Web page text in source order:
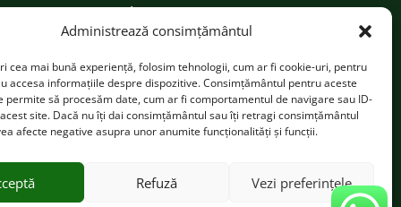
Administrează consimțământul
cea mai bună experiență, folosim tehnologii, cum ar fi cookie-uri, pentru
accesa informațiile despre dispozitive. Consimțământul pentru aceste
permite să procesăm date, cum ar fi comportamentul de navigare sau ID-
site. Dacă nu îți dai consimțământul sau îți retragi consimțământul
afecte negative asupra unor anumite funcționalități și funcții.
Refuză Vezi preferințele
Magazin Zumont →
Magazin Nootka →
Magazin Montrek→
Magazin Grisport
Crucea Roșie Română Sector 6 →
Magazin Bine Boutique →
Casa Nuțu Delta Dunării
→